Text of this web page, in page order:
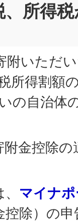
所得
附いただ
所得割額
の自治体
金控除
マイナ
除）の